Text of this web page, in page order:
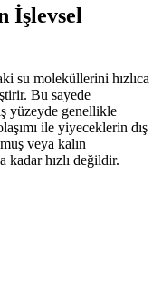
İşlevsel
su moleküllerini hızlıca
Bu sayede
yüzeyde genellikle
ile yiyeceklerin dış
veya kalın
kadar hızlı değildir.